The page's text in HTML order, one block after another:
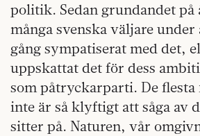
politik. Sedan grundandet på
många svenska väljare under
gång sympatiserat med det,
uppskattat det för dess
som påtryckarparti. De
inte är så klyftigt att såga av
sitter på. Naturen, vår